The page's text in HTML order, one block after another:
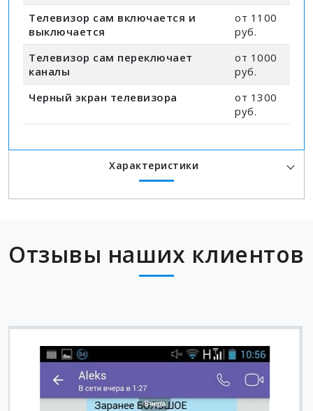
Телевизор сам включается и
выключается
от 1100
руб.
Телевизор сам переключает
каналы
от 1000
руб.
Черный экран телевизора
от 1300
руб.
Характеристики
Отзывы наших клиентов